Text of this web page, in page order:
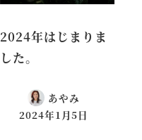
2024年はじまりま
した。
あやみ
2024年1月5日